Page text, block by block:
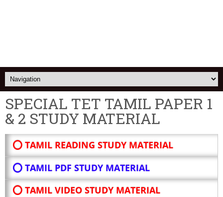
SPECIAL TET TAMIL PAPER 1
& 2 STUDY MATERIAL
⭕ TAMIL READING STUDY MATERIAL
⭕ TAMIL PDF STUDY MATERIAL
⭕ TAMIL VIDEO STUDY MATERIAL